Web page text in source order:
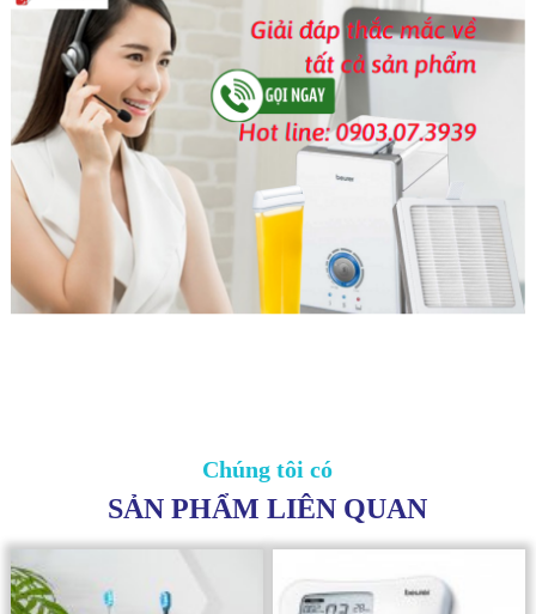
Chúng tôi có
SẢN PHẨM LIÊN QUAN